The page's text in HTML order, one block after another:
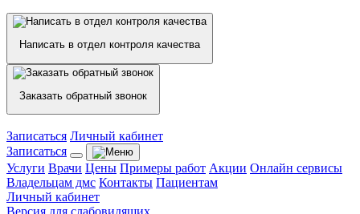
Написать в отдел контроля качества
Заказать обратный звонок
Записаться Личный кабинет
Записаться
Услуги Врачи Цены Примеры работ Акции Онлайн сервисы
Владельцам дмс Контакты Пациентам
Личный кабинет